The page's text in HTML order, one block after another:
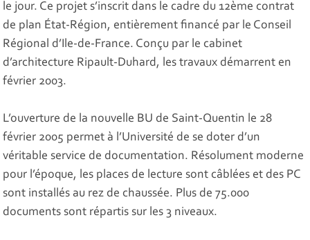
le jour. Ce projet s’inscrit dans le cadre du 12ème contrat
de plan État-Région, entièrement financé par le Conseil
Régional d’Ile-de-France. Conçu par le cabinet
d’architecture Ripault-Duhard, les travaux démarrent en
février 2003.
L’ouverture de la nouvelle BU de Saint-Quentin le 28
février 2005 permet à l’Université de se doter d’un
véritable service de documentation. Résolument moderne
pour l’époque, les places de lecture sont câblées et des PC
sont installés au rez de chaussée. Plus de 75.000
documents sont répartis sur les 3 niveaux.